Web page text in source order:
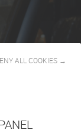
ALL COOKIES →